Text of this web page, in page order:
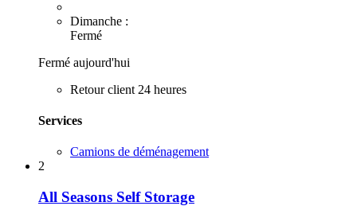
Dimanche :
Fermé
Fermé aujourd'hui
Retour client 24 heures
Services
Camions de déménagement
2
All Seasons Self Storage